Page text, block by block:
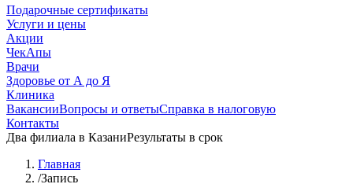
Подарочные сертификаты
Услуги и цены
Акции
ЧекАпы
Врачи
Здоровье от А до Я
Клиника
ВакансииВопросы и ответыСправка в налоговую
Контакты
Два филиала в КазаниРезультаты в срок
Главная
/Запись